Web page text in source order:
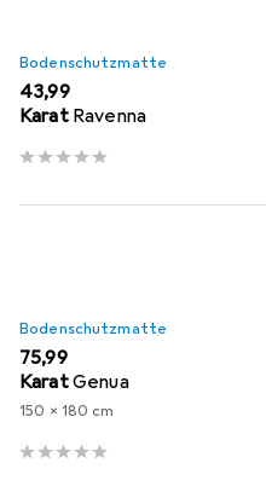
Bodenschutzmatte
EUR
43,99
Karat Ravenna
Bodenschutzmatte
EUR
75,99
KaratGenua
150 x 180 cm